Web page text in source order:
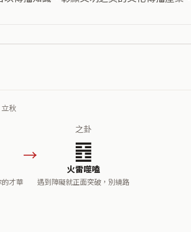
秋
才華
→
之卦
䷔
火雷噬嗑
遇到障礙就正面突破，別繞路